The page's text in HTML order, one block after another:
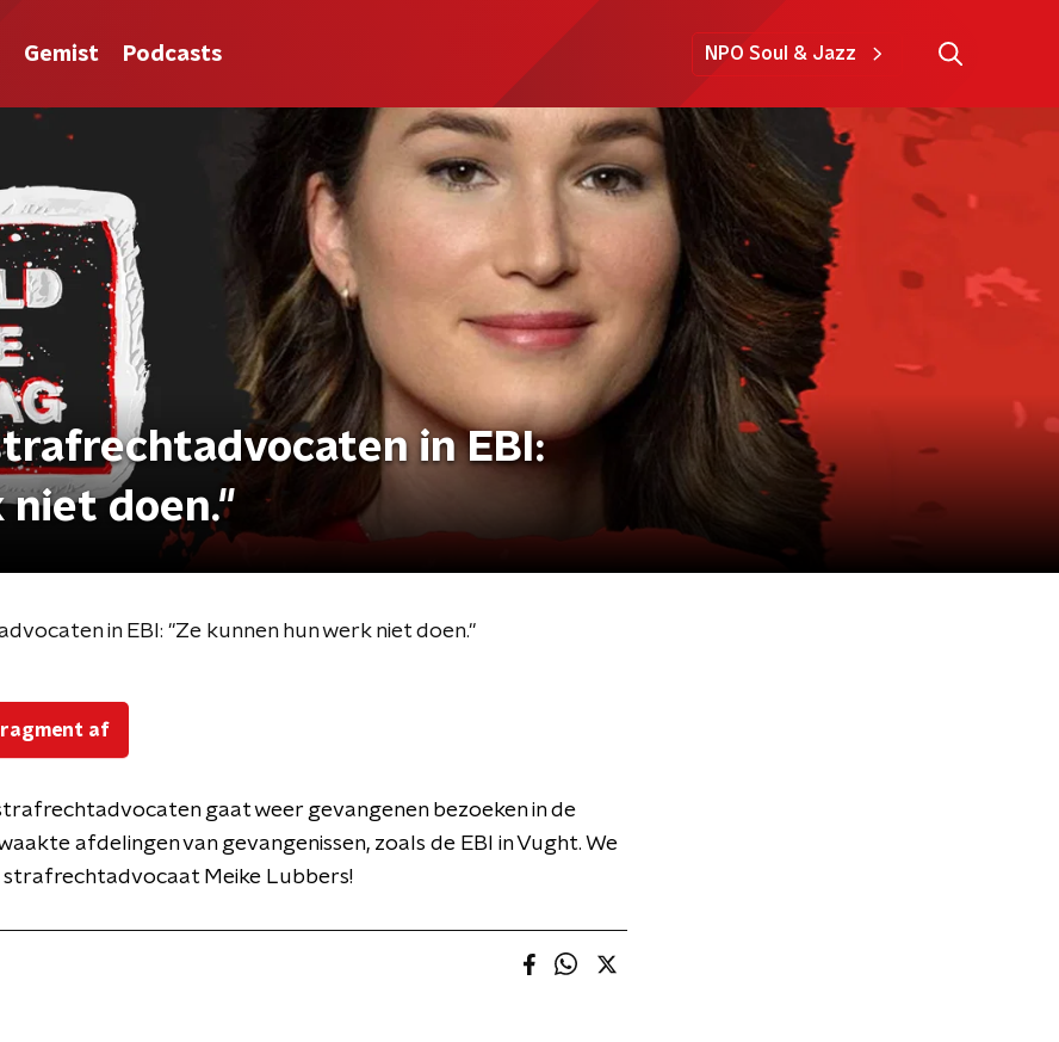
Gemist Podcasts NPO Soul & Jazz
in EBI:
niet doen."
in EBI: "Ze kunnen hun werk niet doen."
af
gaat weer gevangenen bezoeken in de
afdelingen van gevangenissen, zoals de EBI in Vught. We
Meike Lubbers!